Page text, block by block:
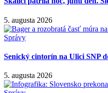
5. augusta 2026
Správy
Senický cintorín na Ulici SNP
5. augusta 2026